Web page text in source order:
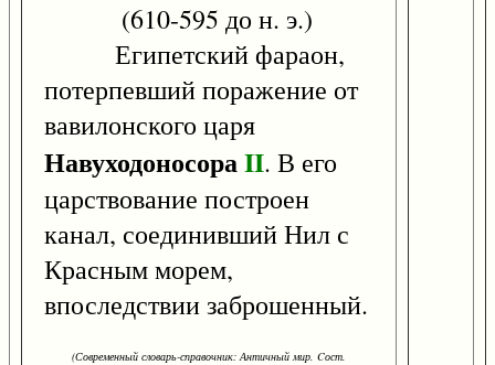
(610-595 до н. э.)
Египетский фараон,
потерпевший поражение от
вавилонского царя
НавуходоносораII. В его
царствование построен
канал, соединивший Нил с
Красным морем,
впоследствии заброшенный.
(Современный словарь-справочник: Античный мир. Cост.